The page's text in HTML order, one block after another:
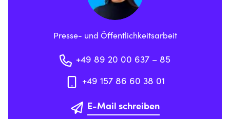
Presse- und Öffentlichkeitsarbeit
+49 89 20 00 637 – 85
+49 157 86 60 38 01
E-Mail schreiben